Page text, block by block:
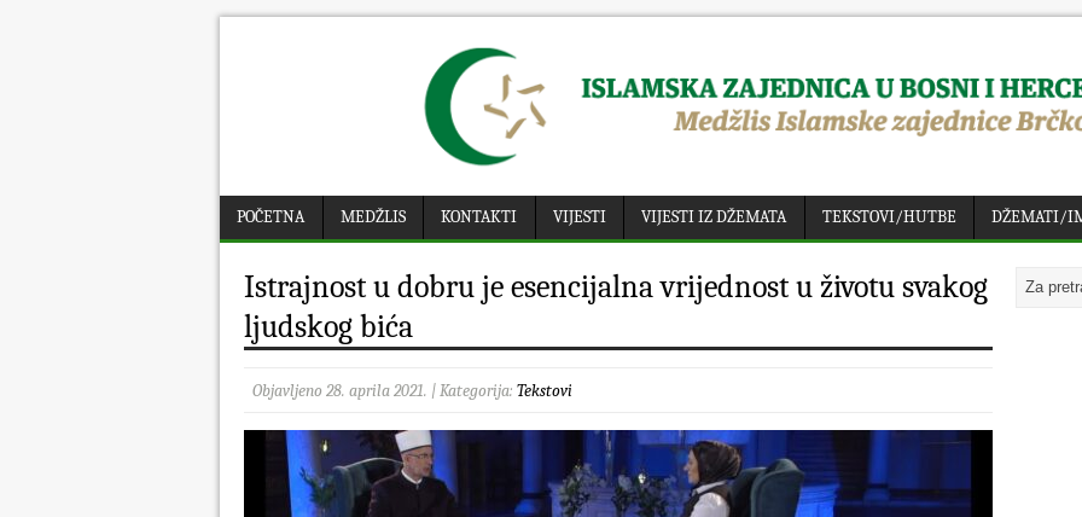
POČETNA MEDŽLIS KONTAKTI VIJESTI VIJESTI IZ DŽEMATA TEKSTOVI/HUTBE DŽEMATI/
Istrajnost u dobru je esencijalna vrijednost u životu svakog
ljudskog bića
Objavljeno 28. aprila 2021. | Kategorija: Tekstovi